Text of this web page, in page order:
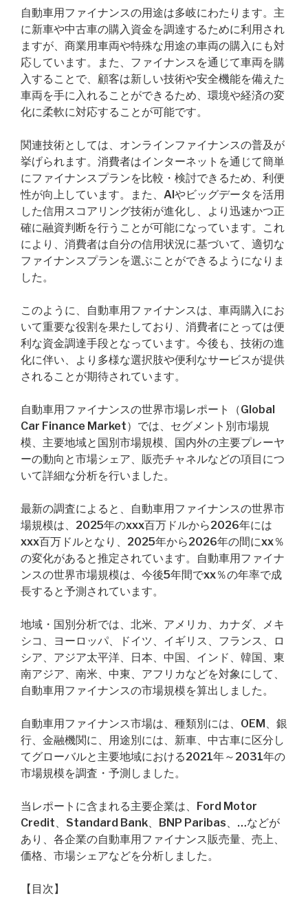
自動車用ファイナンスの用途は多岐にわたります。主
に新車や中古車の購入資金を調達するために利用され
ますが、商業用車両や特殊な用途の車両の購入にも対
応しています。また、ファイナンスを通じて車両を購
入することで、顧客は新しい技術や安全機能を備えた
車両を手に入れることができるため、環境や経済の変
化に柔軟に対応することが可能です。
関連技術としては、オンラインファイナンスの普及が
挙げられます。消費者はインターネットを通じて簡単
にファイナンスプランを比較・検討できるため、利便
性が向上しています。また、AIやビッグデータを活用
した信用スコアリング技術が進化し、より迅速かつ正
確に融資判断を行うことが可能になっています。これ
により、消費者は自分の信用状況に基づいて、適切な
ファイナンスプランを選ぶことができるようになりま
した。
このように、自動車用ファイナンスは、車両購入にお
いて重要な役割を果たしており、消費者にとっては便
利な資金調達手段となっています。今後も、技術の進
化に伴い、より多様な選択肢や便利なサービスが提供
されることが期待されています。
自動車用ファイナンスの世界市場レポート（Global
Car Finance Market）では、セグメント別市場規
模、主要地域と国別市場規模、国内外の主要プレーヤ
ーの動向と市場シェア、販売チャネルなどの項目につ
いて詳細な分析を行いました。
最新の調査によると、自動車用ファイナンスの世界市
場規模は、2025年のxxx百万ドルから2026年には
xxx百万ドルとなり、2025年から2026年の間にxx％
の変化があると推定されています。自動車用ファイナ
ンスの世界市場規模は、今後5年間でxx％の年率で成
長すると予測されています。
地域・国別分析では、北米、アメリカ、カナダ、メキ
シコ、ヨーロッパ、ドイツ、イギリス、フランス、ロ
シア、アジア太平洋、日本、中国、インド、韓国、東
南アジア、南米、中東、アフリカなどを対象にして、
自動車用ファイナンスの市場規模を算出しました。
自動車用ファイナンス市場は、種類別には、OEM、銀
行、金融機関に、用途別には、新車、中古車に区分し
てグローバルと主要地域における2021年～2031年の
市場規模を調査・予測しました。
当レポートに含まれる主要企業は、Ford Motor
Credit、Standard Bank、BNP Paribas、…などが
あり、各企業の自動車用ファイナンス販売量、売上、
価格、市場シェアなどを分析しました。
【目次】